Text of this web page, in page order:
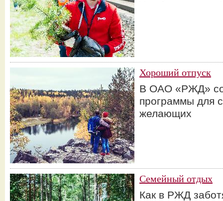
Хороший отпуск
В ОАО «РЖД»
программы для
желающих
Семейный отдых
Как в РЖД